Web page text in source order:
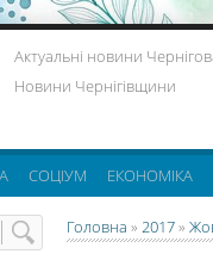
Актуальні новини
Новини Чернігівщини
СОЦІУМ ЕКОНОМІКА
Головна » 2017»